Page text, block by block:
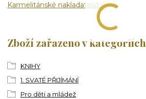
Karmelitánské nakladatelství
Zboží zařazeno v kategoriích
KNIHY
1. SVATÉ PŘIJÍMÁNÍ
Pro děti a mládež